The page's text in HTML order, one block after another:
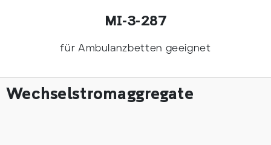
MI-3-287
für Ambulanzbetten geeignet
Wechselstromaggregate